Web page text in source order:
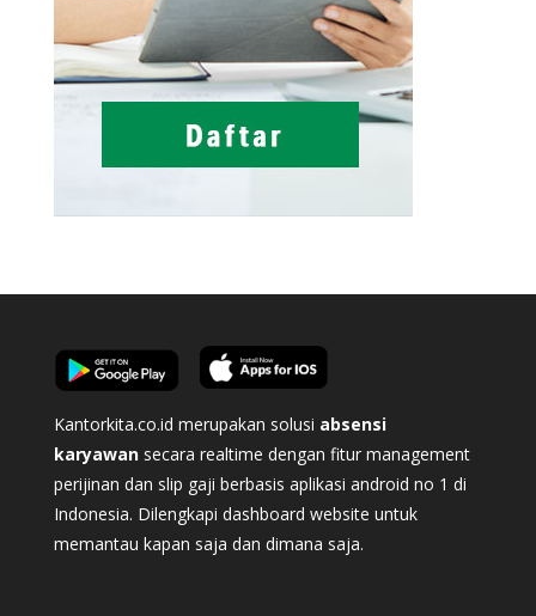
Kantorkita.co.id merupakan solusi absensi
karyawan secara realtime dengan fitur management
perijinan dan slip gaji berbasis aplikasi android no 1 di
Indonesia. Dilengkapi dashboard website untuk
memantau kapan saja dan dimana saja.